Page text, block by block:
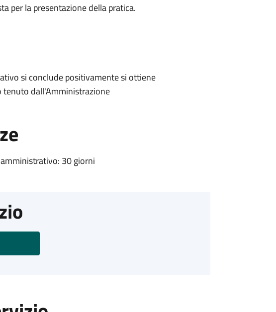
per la presentazione della pratica.
si conclude positivamente si ottiene
dall'Amministrazione
30 giorni